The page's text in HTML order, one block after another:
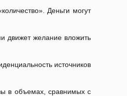
Деньги могут
движет желание вложить
источников
в объемах, сравнимых с